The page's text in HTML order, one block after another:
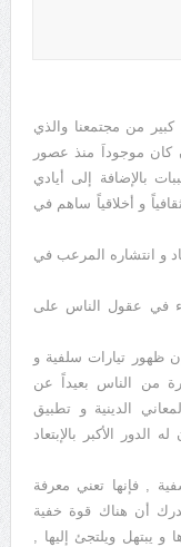
من مجتمعنا والذي
كان موجوداَ منذ عصور
بالإضافة إلى أيادي
و أخلاقياً ساهم في
و انتشاره المرعب في
في عقول الناس على
ظهور تيارات سلفية و
من الناس بعيداً عن
الدينية و تطبيق
الدور الأكبر بالإبتعاد
, فإنها تعني معرفة
أن هناك قوة خفية
و يبتهل ويلتجئ إليها ,